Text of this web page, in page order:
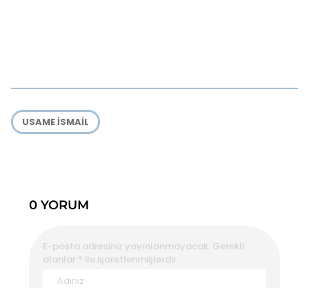
USAME İSMAIL
0 YORUM
E-posta adresiniz yayınlanmayacak. Gerekli
alanlar * ile işaretlenmişlerdir